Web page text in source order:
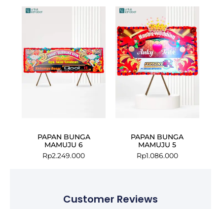
PAPAN BUNGA
MAMUJU 6
Rp2.249.000
PAPAN BUNGA
MAMUJU 5
Rp1.086.000
Customer Reviews